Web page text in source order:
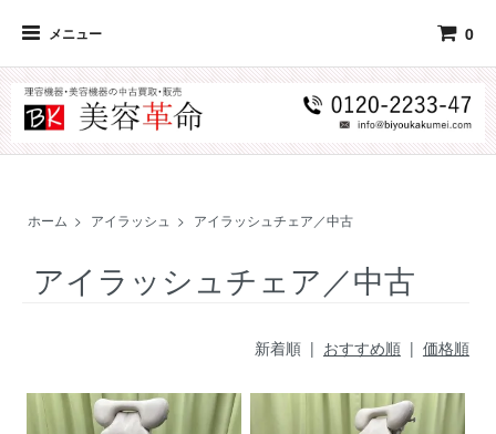
メニュー 0
ホーム > アイラッシュ > アイラッシュチェア／中古
アイラッシュチェア／中古
新着順 | おすすめ順| 価格順